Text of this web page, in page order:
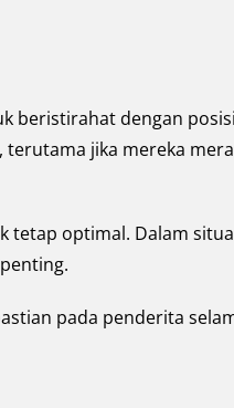
beristirahat dengan posisi
jika mereka
tetap optimal. Dalam
pada penderita